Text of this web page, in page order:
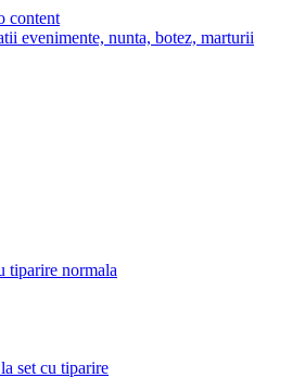
content
tiparire normala
set cu tiparire